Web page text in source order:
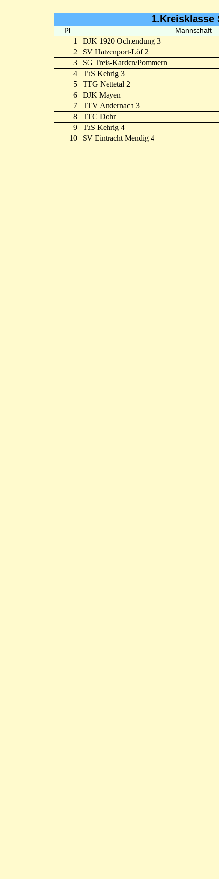
1.Kreisklasse
Pl Mannschaft
1
DJK 1920 Ochtendung 3
2
SV Hatzenport-Löf 2
3
SG Treis-Karden/Pommern
4
TuS Kehrig 3
5
TTG Nettetal 2
6
DJK Mayen
7
TTV Andernach 3
8
TTC Dohr
9
TuS Kehrig 4
10
SV Eintracht Mendig 4